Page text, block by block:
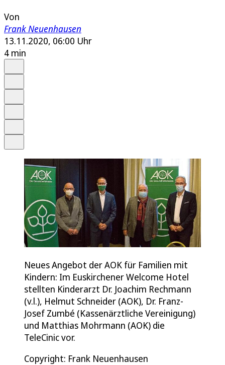
Von
Frank Neuenhausen
13.11.2020, 06:00 Uhr
4 min
Neues Angebot der AOK für Familien mit
Kindern: Im Euskirchener Welcome Hotel
stellten Kinderarzt Dr. Joachim Rechmann
(v.l.), Helmut Schneider (AOK), Dr. Franz-
Josef Zumbé (Kassenärztliche Vereinigung)
und Matthias Mohrmann (AOK) die
TeleCinic vor.
Copyright: Frank Neuenhausen